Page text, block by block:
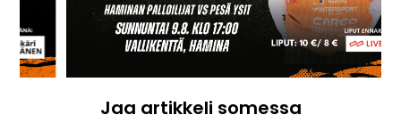
Jaa artikkeli somessa